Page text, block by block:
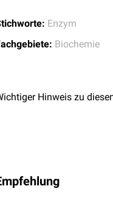
Enzym
Biochemie
Hinweis zu